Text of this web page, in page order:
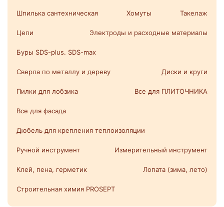
Шпилька сантехническая Хомуты Такелаж
Цепи Электроды и расходные материалы
Буры SDS-plus. SDS-max
Сверла по металлу и дереву Диски и круги
Пилки для лобзика Все для ПЛИТОЧНИКА
Все для фасада
Дюбель для крепления теплоизоляции
Ручной инструмент Измерительный инструмент
Клей, пена, герметик Лопата (зима, лето)
Строительная химия PROSEPT